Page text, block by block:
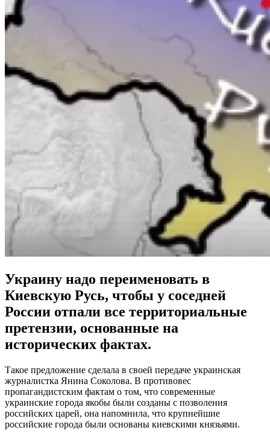
Украину надо переименовать в
Киевскую Русь, чтобы у соседней
России отпали все территориальные
претензии, основанные на
исторических фактах.
Такое предложение сделала в своей передаче украинская
журналистка Янина Соколова. В противовес
пропагандистским фактам о том, что современные
украинские города якобы были созданы с позволения
российских царей, она напомнила, что крупнейшие
российские города были основаны киевскими князьями.